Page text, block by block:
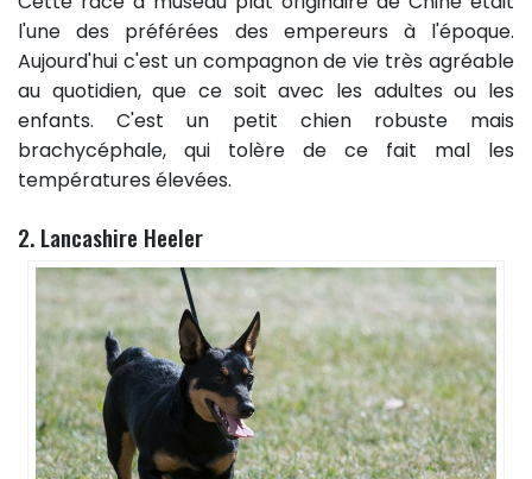
l'une des préférées des empereurs à l'époque.
Aujourd'hui c'est un compagnon de vie très agréable
au quotidien, que ce soit avec les adultes ou les
enfants. C'est un petit chien robuste mais
brachycéphale, qui tolère de ce fait mal les
températures élevées.
2. Lancashire Heeler